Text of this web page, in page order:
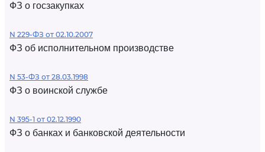
ФЗ о госзакупках
N 229-ФЗ от 02.10.2007
ФЗ об исполнительном производстве
N 53-ФЗ от 28.03.1998
ФЗ о воинской службе
N 395-1 от 02.12.1990
ФЗ о банках и банковской деятельности